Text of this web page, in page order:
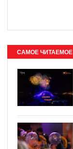
САМОЕ ЧИТАЕМОЕ